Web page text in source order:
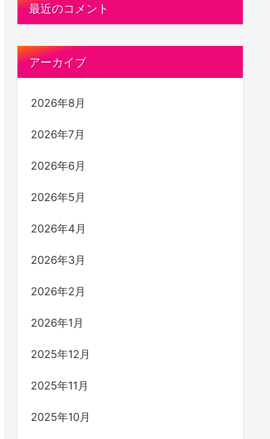
最近のコメント
アーカイブ
2026年8月
2026年7月
2026年6月
2026年5月
2026年4月
2026年3月
2026年2月
2026年1月
2025年12月
2025年11月
2025年10月